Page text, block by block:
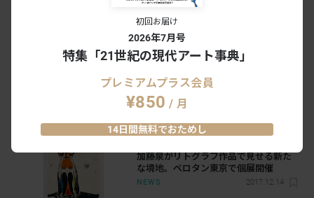
加藤泉の個展が原美術館とハラ ミュー
ジアム アークで同時期開催へ。圧倒的
観する
NEWS
日本人初。北京のRed Brick Art
展を開催
NEWS
加藤泉がリトグラフ作品で見せる新た
な境地。ペロタン東京で個展開催
NEWS 2017.12.14
初回お届け
2026年7月号
特集「21世紀の現代アート事典」
プレミアムプラス会員
¥850 / 月
14日間無料でおためし